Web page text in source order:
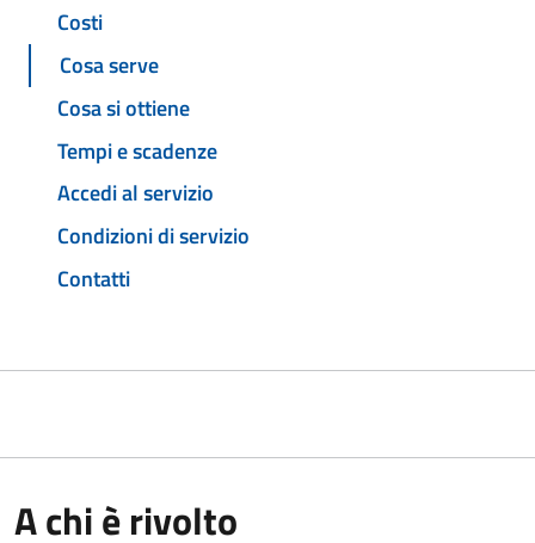
Costi
Cosa serve
Cosa si ottiene
Tempi e scadenze
Accedi al servizio
Condizioni di servizio
Contatti
A chi è rivolto